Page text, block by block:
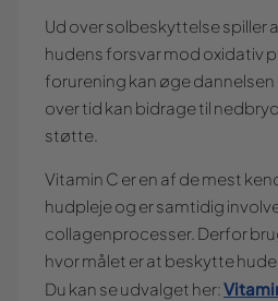
Ud over solbeskyttelse spiller
hudens forsvar mod oxidativ
forurening kan øge dannelsen
over tid kan bidrage til
støtte.
Vitamin C er en af de mest
hudpleje og er samtidig
collagenprocesser. Derfor
hvor målet er at beskytte
Du kan se udvalget her: